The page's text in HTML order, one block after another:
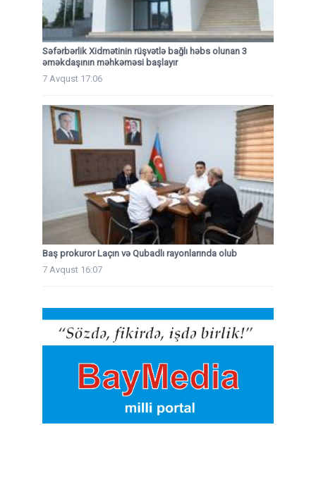
Səfərbərlik Xidmətinin rüşvətlə bağlı həbs olunan 3
əməkdaşının məhkəməsi başlayır
7 Avqust 17:06
Baş prokuror Laçın və Qubadlı rayonlarında olub
7 Avqust 16:07